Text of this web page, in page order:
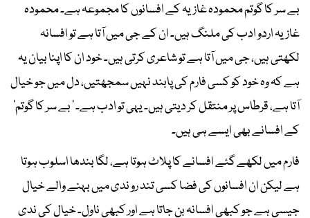
بے سر کا گوتم محمودہ غازیہ کے افسانوں کا مجموعہ ہے۔ محمودہ
غازیہ اردو ادب کی ملنگ ہیں۔ ان کے جی میں آتا ہے تو افسانہ
لکھتی ہیں، جی میں آتا ہے تو شاعری کرتی ہیں۔ خود ان کا اپنا بیان یہ
ہے کہ وہ خود کو کسی فارم کی پابند نہیں سمجھتیں، دل میں جو خیال
آتا ہے، قرطاس پر منتقل کر دیتی ہیں۔ یہی تو ادب ہے۔ ' بے سر کا گوتم'
کے افسانے بھی ایسے ہی ہیں۔
فارم میں لکھے گئے افسانے کا پلاٹ ہوتا ہے، لگا بندھا اسلوب ہوتا
ہے لیکن ان افسانوں کی فضا کسی تند رو ندی میں بہنے والے خیال
جیسی ہے جو کبھی افسانہ بن جاتا ہے اور کبھی ناول۔ خیال کی ندی